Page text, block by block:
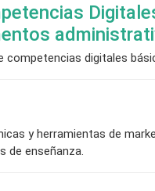
digitales
y herramientas de
de enseñanza.